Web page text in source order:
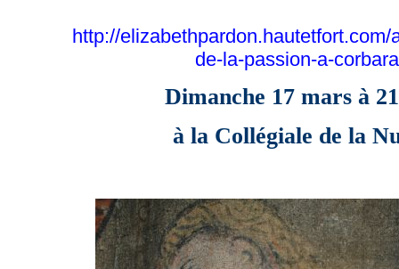
http://
de-la-passion-a-corbara
Dimanche 17 mars à
à la Collégiale de la